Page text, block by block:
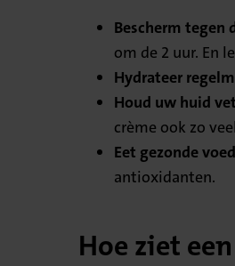
Bescherm tegen
om de 2 uur. En
Hydrateer
Houd uw huid
crème ook zo
Eet gezonde
antioxidanten.
Hoe ziet